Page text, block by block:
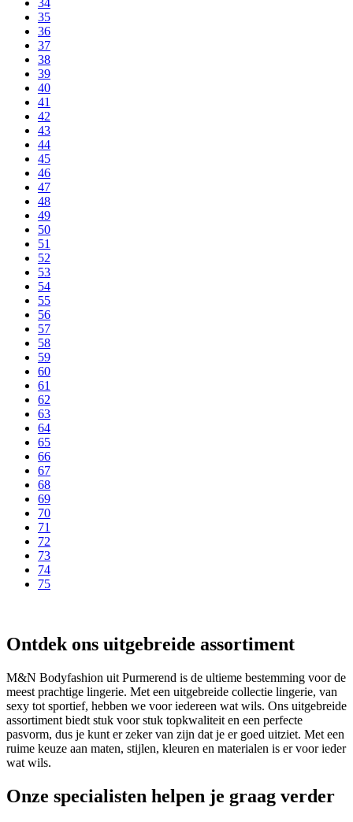
34
35
36
37
38
39
40
41
42
43
44
45
46
47
48
49
50
51
52
53
54
55
56
57
58
59
60
61
62
63
64
65
66
67
68
69
70
71
72
73
74
75
Ontdek ons uitgebreide assortiment
M&N Bodyfashion uit Purmerend is de ultieme bestemming voor de
meest prachtige lingerie. Met een uitgebreide collectie lingerie, van
sexy tot sportief, hebben we voor iedereen wat wils. Ons uitgebreide
assortiment biedt stuk voor stuk topkwaliteit en een perfecte
pasvorm, dus je kunt er zeker van zijn dat je er goed uitziet. Met een
ruime keuze aan maten, stijlen, kleuren en materialen is er voor ieder
wat wils.
Onze specialisten helpen je graag verder